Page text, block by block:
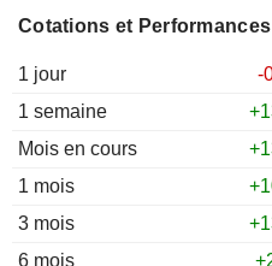
Cotations et Performances
1 jour
-
1 semaine
Mois en cours
1 mois
3 mois
6 mois